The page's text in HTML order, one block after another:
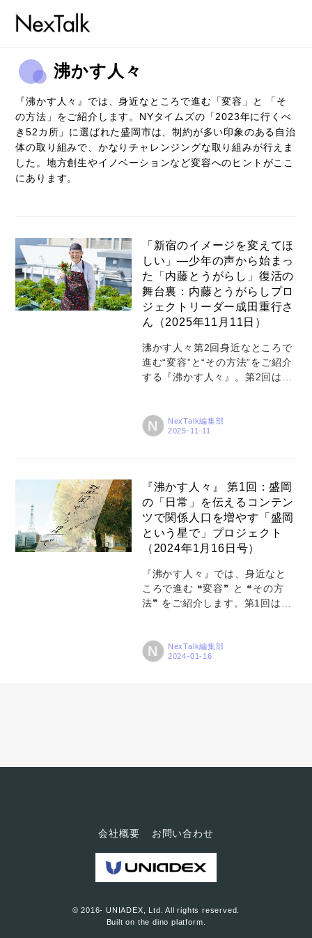
コラム
特集
トピックス
Photos
運営会社
沸かす人々
『沸かす人々』では、身近なところで進む「変容」と 「そ
の方法」をご紹介します。 NYタイムズの「2023年に行くべ
き52カ所」に選ばれた盛岡市は、制約が多い印象のある自治
体の取り組みで、かなりチャレンジングな取り組みが行えま
した。 地方創生やイノベーションなど変容へのヒントがここ
にあります。
「新宿のイメージを変えてほ
しい」―少年の声から始まっ
た「内藤とうがらし」復活の
舞台裏：内藤とうがらしプロ
ジェクトリーダー成田重行さ
ん（2025年11月11日）
沸かす人々第2回身近なところで
進む“変容”と“その方法”をご紹介
する『沸かす人々』。第2回は、
ネスや観光などで国内外から多
くの人が集まる街です。一方、
します。そんな多彩な顔を持つ
新宿で、江戸時代に流行した
「内藤とうがらし」を復活させ
名産品として広める人々がいま
す。それが「内藤とうがらしプ
ロジェクト」です。プロジェク
ト発起人でリーダーを務める成
田重行さんは、大手電機機器メ
ーカーの定年退職を機に、地域
開発プロデューサーとして日本
した。なぜ「内藤とうがらし」...
N NexTalk編集部
『沸かす人々』 第1回：盛岡
の「日常」を伝えるコンテン
ツで関係人口を増やす「盛岡
という星で」プロジェクト
（2024年1月16日号）
『沸かす人々』では、身近なと
ころで進む ❝変容❞ と ❝その方
法❞ をご紹介します。第1回は、
中心とした人口流出に歯止めが
利かない状況が続いています。
は一線を画す発信は着実に支持
者を増やし、Instagramのフォロ
ワーは...
N NexTalk編集部
会社概要 お問い合わせ
© 2016- UNIADEX, Ltd. All rights reserved.
Built on the dino platform